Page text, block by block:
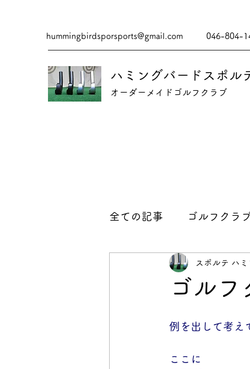
hummingbirdsporsports@gmail.com 046-804-
ハミングバードスポル
​​オーダーメイドゴルフクラブ
全ての記事 ゴルフクラ
ゴル
スポルテ ハ
例を出して考え
ここに